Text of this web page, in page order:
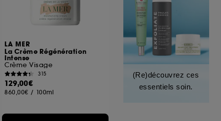
LA MER
La Crème Régénération
Intense
Crème Visage
315
129,00€
860,00€ / 100ml
(Re)découvrez ces
essentiels soin.